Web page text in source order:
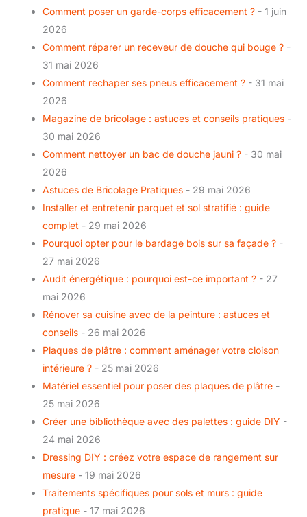
Comment poser un garde-corps efficacement ? - 1 juin
2026
Comment réparer un receveur de douche qui bouge ? -
31 mai 2026
Comment rechaper ses pneus efficacement ? - 31 mai
2026
Magazine de bricolage : astuces et conseils pratiques -
30 mai 2026
Comment nettoyer un bac de douche jauni ? - 30 mai
2026
Astuces de Bricolage Pratiques - 29 mai 2026
Installer et entretenir parquet et sol stratifié : guide
complet - 29 mai 2026
Pourquoi opter pour le bardage bois sur sa façade ? -
27 mai 2026
Audit énergétique : pourquoi est-ce important ? - 27
mai 2026
Rénover sa cuisine avec de la peinture : astuces et
conseils - 26 mai 2026
Plaques de plâtre : comment aménager votre cloison
intérieure ? - 25 mai 2026
Matériel essentiel pour poser des plaques de plâtre -
25 mai 2026
Créer une bibliothèque avec des palettes : guide DIY -
24 mai 2026
Dressing DIY : créez votre espace de rangement sur
mesure - 19 mai 2026
Traitements spécifiques pour sols et murs : guide
pratique - 17 mai 2026